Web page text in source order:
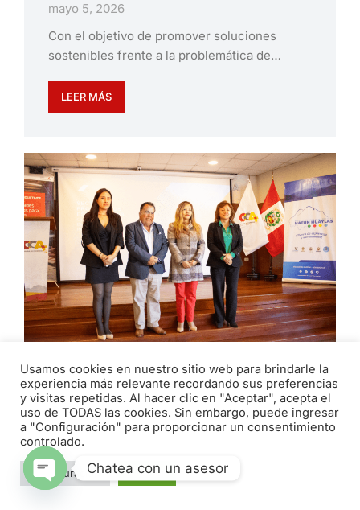
mayo 5, 2026
Con el objetivo de promover soluciones
sostenibles frente a la problemática de…
LEER MÁS
EMPRESARIOS Y AUTORIDADES
PARTICIPAN EN ENCUENTRO PROMOVIDO
POR LA CÁMARA DE COMERCIO DE
ÁNCASH
abril 29, 2026
Usamos cookies en nuestro sitio web para brindarle la
experiencia más relevante recordando sus preferencias
y visitas repetidas. Al hacer clic en "Aceptar", acepta el
uso de TODAS las cookies. Sin embargo, puede ingresar
a "Configuración" para proporcionar un consentimiento
controlado.
Configuración Aceptar
Chatea con un asesor